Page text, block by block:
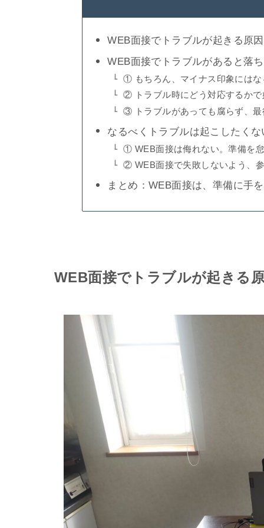
WEB面接でトラブルが起きる原因
WEB面接でトラブルがあると落
① もちろん、マイナス印象にはな
② トラブル時にどう対応するか
③ トラブルがあっても腐らず、
なるべくトラブルは起こしたくな
① WEB面接は侮れない。準備を
② WEB面接で失敗しないよう、
まとめ：WEB面接は、準備に手
WEB面接でトラブルが起きる